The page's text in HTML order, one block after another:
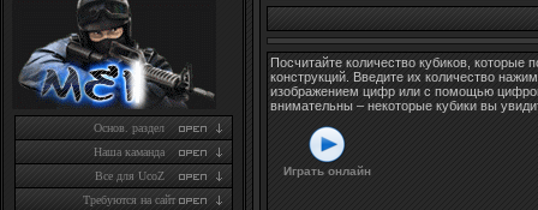
Основ. раздел
Наша каманда
Все для UcoZ
Требуются на сайт
Посчитайте количество кубиков, которые
конструкций. Введите их количество
изображением цифр или с помощью
внимательны – некоторые кубики вы
Играть онлайн